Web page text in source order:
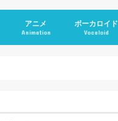
アニメ
Animation
ボーカロイド
Vocaloid